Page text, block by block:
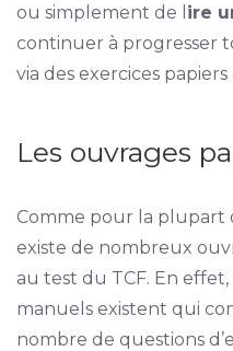
ou simplement de l ire
continuer à progresser
via des exercices
Les ouvrages
Comme pour la plupart
existe de nombreux
au test du TCF. En
manuels existent qui
nombre de questions